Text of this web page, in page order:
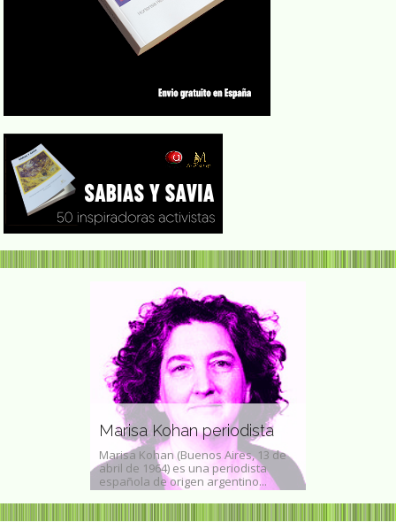
Marisa Kohan periodista
Marisa Kohan (Buenos Aires, 13 de
abril de 1964) es una periodista
española de origen argentino...